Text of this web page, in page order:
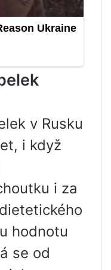
v Rusku
i když
i za
hodnotu
se od